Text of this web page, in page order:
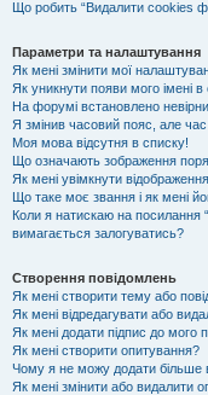
Що робить “Видалити cookies
Параметри та налаштування
Як мені змінити мої
Як уникнути появи мого імені
На форумі встановлено
Я змінив часовий пояс, але
Моя мова відсутня в списку!
Що означають зображення
Як мені увімкнути
Що таке моє звання і як мені
Коли я натискаю на посилання
вимагається залогуватись?
Створення повідомлень
Як мені створити тему або
Як мені відредагувати або
Як мені додати підпис до мого
Як мені створити опитування?
Чому я не можу додати більше
Як мені змінити або видалити